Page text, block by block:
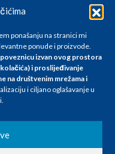
ponašanju na stranici mi
ponude i proizvode.
izvan ovog prostora
i proslijeđivanje
na društvenim mrežama i
i ciljano oglašavanje u
nam se na
karaktera i podložne su
Eurima i uključuju PDV. Sve
Trudimo se dati što bolji
garantirati da su svi